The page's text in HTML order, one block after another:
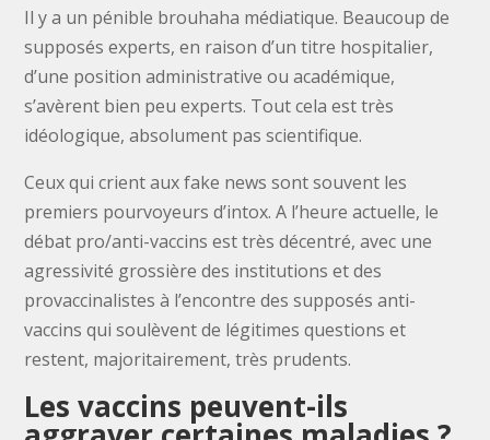
Il y a un pénible brouhaha médiatique. Beaucoup de
supposés experts, en raison d’un titre hospitalier,
d’une position administrative ou académique,
s’avèrent bien peu experts. Tout cela est très
idéologique, absolument pas scientifique.
Ceux qui crient aux fake news sont souvent les
premiers pourvoyeurs d’intox. A l’heure actuelle, le
débat pro/anti-vaccins est très décentré, avec une
agressivité grossière des institutions et des
provaccinalistes à l’encontre des supposés anti-
vaccins qui soulèvent de légitimes questions et
restent, majoritairement, très prudents.
Les vaccins peuvent-ils